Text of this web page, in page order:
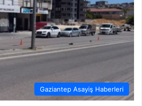
Gaziantep Asayiş Haberleri